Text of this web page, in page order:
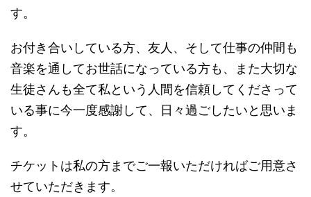
す。
お付き合いしている方、友人、そして仕事の仲間も
音楽を通してお世話になっている方も、また大切な
生徒さんも全て私という人間を信頼してくださって
いる事に今一度感謝して、日々過ごしたいと思いま
す。
チケットは私の方までご一報いただければご用意さ
せていただきます。